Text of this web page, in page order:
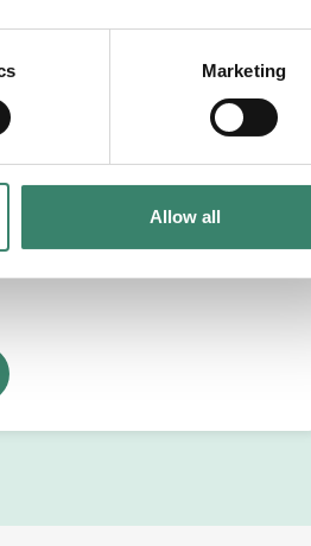
Marketing
Allow all